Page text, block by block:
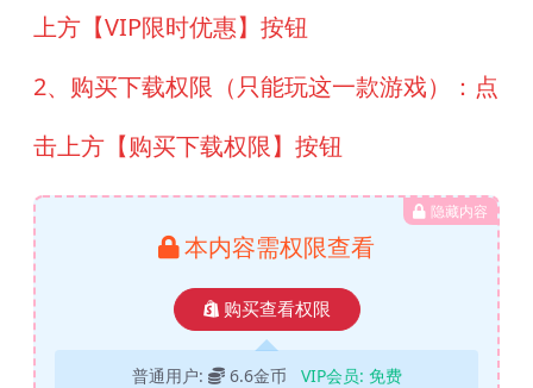
上方【VIP限时优惠】按钮
2、购买下载权限（只能玩这一款游戏）：点
击上方【购买下载权限】按钮
隐藏内容
本内容需权限查看
购买查看权限
普通用户: 6.6金币 VIP会员: 免费